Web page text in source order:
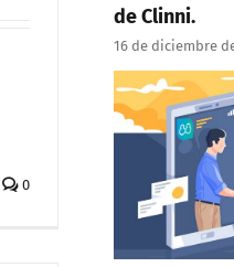
0
de Clinni.
16 de diciembre